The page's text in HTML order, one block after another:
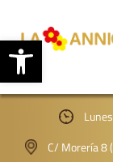
Abrir barra de herramientas
C/ Morería 8